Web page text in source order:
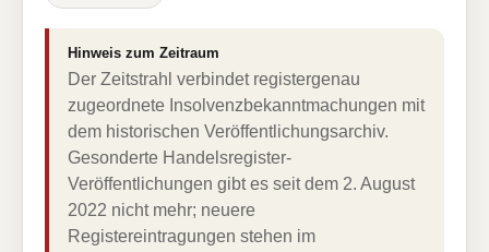
Hinweis zum Zeitraum
Der Zeitstrahl verbindet registergenau
zugeordnete Insolvenzbekanntmachungen mit
dem historischen Veröffentlichungsarchiv.
Gesonderte Handelsregister-
Veröffentlichungen gibt es seit dem 2. August
2022 nicht mehr; neuere
Registereintragungen stehen im